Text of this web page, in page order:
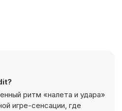
ритм «налета и удара»
игре-сенсации, где